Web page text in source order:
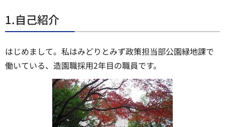
1.自己紹介
はじめまして。私はみどりとみず政策担当部公園緑地課で
働いている、造園職採用2年目の職員です。